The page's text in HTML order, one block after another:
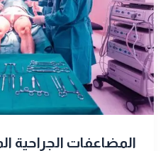
المضاعفات الجراحية